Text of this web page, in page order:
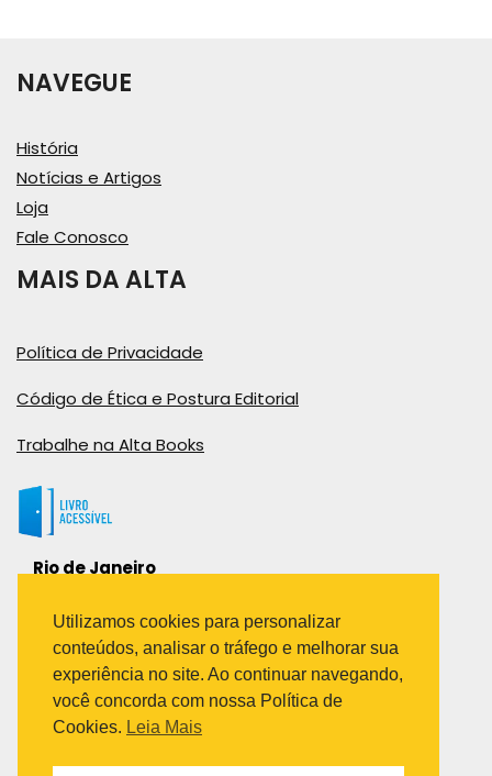
NAVEGUE
História
Notícias e Artigos
Loja
Fale Conosco
MAIS DA ALTA
Política de Privacidade
Código de Ética e Postura Editorial
Trabalhe na Alta Books
Rio de Janeiro
Bairro Industrial do Jacaré
Rio de Janeiro – RJ – CEP: 20970-031
Telefone:
(21) 3278-8069
(21) 3995-7512
Utilizamos cookies para personalizar
conteúdos, analisar o tráfego e melhorar sua
experiência no site. Ao continuar navegando,
você concorda com nossa Política de
Cookies. Leia Mais